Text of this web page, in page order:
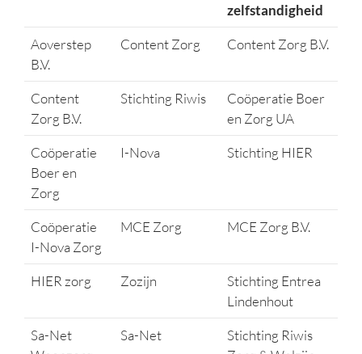
zelfstandigheid
Aoverstep
B.V.
Content Zorg Content Zorg B.V.
Content
Zorg B.V.
Stichting Riwis
Coöperatie Boer
en Zorg UA
Coöperatie
Boer en
Zorg
I-Nova Stichting HIER
Coöperatie
I-Nova Zorg
MCE Zorg MCE Zorg B.V.
HIER zorg Zozijn
Stichting Entrea
Lindenhout
Sa-Net
Sa-Net
Stichting Riwis